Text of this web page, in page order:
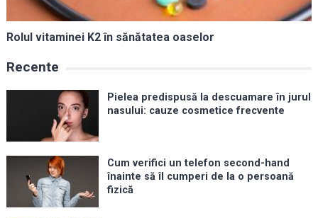
Rolul vitaminei K2 în sănătatea oaselor
Recente
Pielea predispusă la descuamare în jurul
nasului: cauze cosmetice frecvente
Cum verifici un telefon second-hand
înainte să îl cumperi de la o persoană
fizică